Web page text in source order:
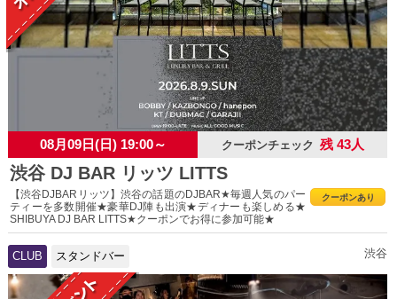
08月09日(日) 19:00～ クーポンチェック 残 43人
渋谷 DJ BAR リッツ LITTS
クーポンあり
【渋谷DJBARリッツ】渋谷の話題のDJBAR★毎週人気のパー
ティーを多数開催★豪華DJ陣も出演★ディナーも楽しめる★
SHIBUYA DJ BAR LITTS★クーポンでお得に参加可能★
CLUB スタンドバー 渋谷